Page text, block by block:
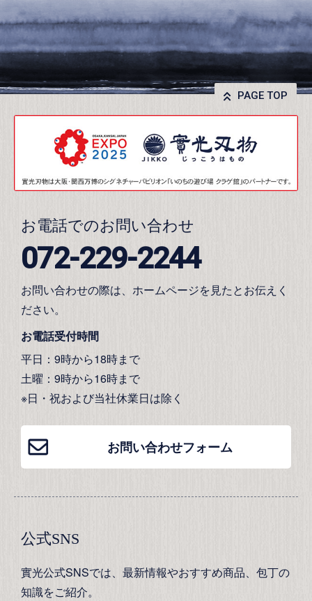
PAGE TOP
お電話でのお問い合わせ
072-229-2244
お問い合わせの際は、ホームページを見たとお伝えく
ださい。
お電話受付時間
平日：9時から18時まで
土曜：9時から16時まで
※日・祝および当社休業日は除く
お問い合わせフォーム
公式SNS
實光公式SNSでは、最新情報やおすすめ商品、包丁の
知識をご紹介。